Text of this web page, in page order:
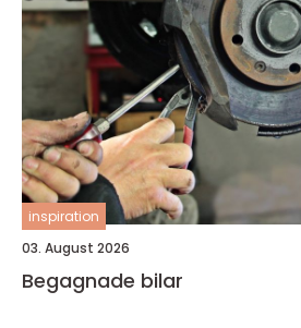
inspiration
03. August 2026
Begagnade bilar